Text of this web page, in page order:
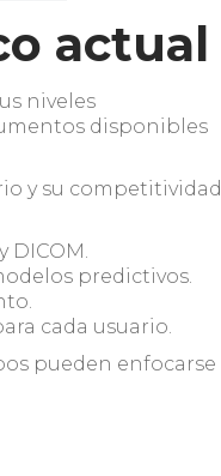
actual
niveles
disponibles
y su competitividad
DICOM.
predictivos.
cada usuario.
pueden enfocarse